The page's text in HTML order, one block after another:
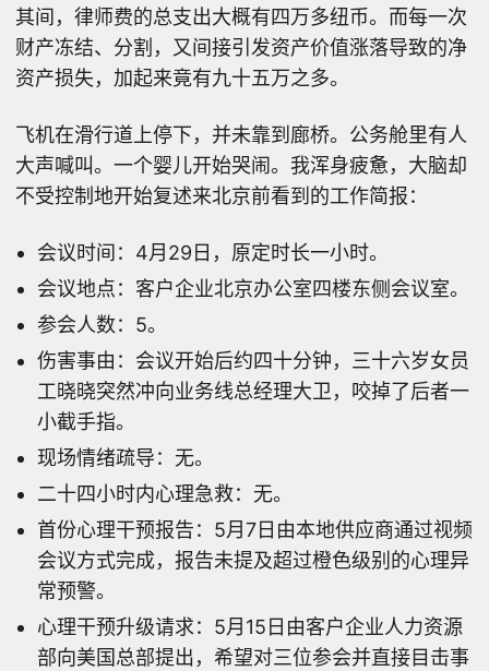
其间，律师费的总支出大概有四万多纽币。而每一次
财产冻结、分割，又间接引发资产价值涨落导致的净
资产损失，加起来竟有九十五万之多。
飞机在滑行道上停下，并未靠到廊桥。公务舱里有人
大声喊叫。一个婴儿开始哭闹。我浑身疲惫，大脑却
不受控制地开始复述来北京前看到的工作简报：
会议时间：4月29日，原定时长一小时。
会议地点：客户企业北京办公室四楼东侧会议室。
参会人数：5。
伤害事由：会议开始后约四十分钟，三十六岁女员
工晓晓突然冲向业务线总经理大卫，咬掉了后者一
小截手指。
现场情绪疏导：无。
二十四小时内心理急救：无。
首份心理干预报告：5月7日由本地供应商通过视频
会议方式完成，报告未提及超过橙色级别的心理异
常预警。
心理干预升级请求：5月15日由客户企业人力资源
部向美国总部提出，希望对三位参会并直接目击事